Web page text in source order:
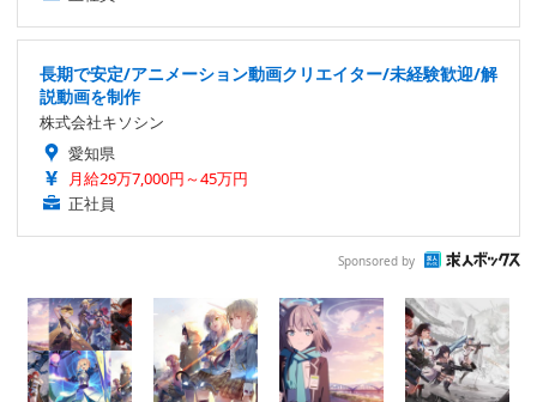
長期で安定/アニメーション動画クリエイター/未経験歓迎/解
説動画を制作
株式会社キソシン
愛知県
月給29万7,000円～45万円
正社員
Sponsored by